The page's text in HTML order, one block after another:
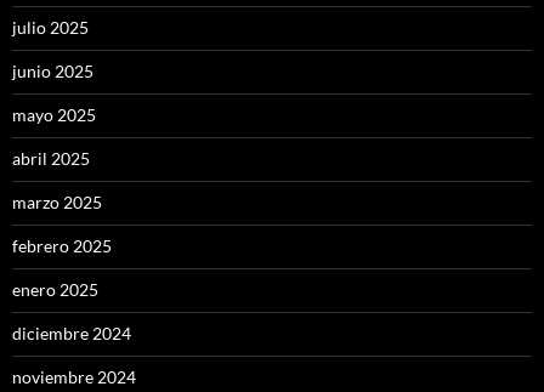
julio 2025
junio 2025
mayo 2025
abril 2025
marzo 2025
febrero 2025
enero 2025
diciembre 2024
noviembre 2024